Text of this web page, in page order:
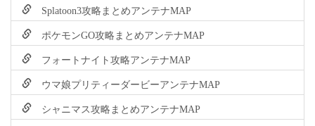
Splatoon3攻略まとめアンテナMAP
ポケモンGO攻略まとめアンテナMAP
フォートナイト攻略アンテナMAP
ウマ娘プリティーダービーアンテナMAP
シャニマス攻略まとめアンテナMAP